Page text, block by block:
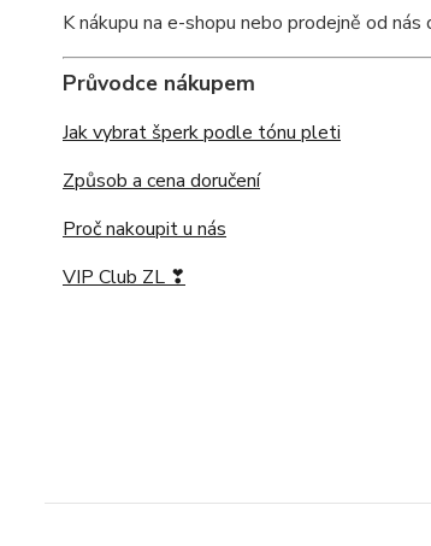
K nákupu na e-shopu nebo prodejně od
Průvodce nákupem
Jak vybrat šperk podle tónu pleti
Způsob a cena doručení
Proč nakoupit u nás
VIP Club ZL ❣